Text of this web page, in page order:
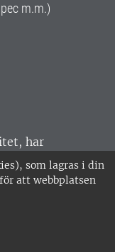
som lagras i din
att webbplatsen
m.m.)
har
är
är
•
•